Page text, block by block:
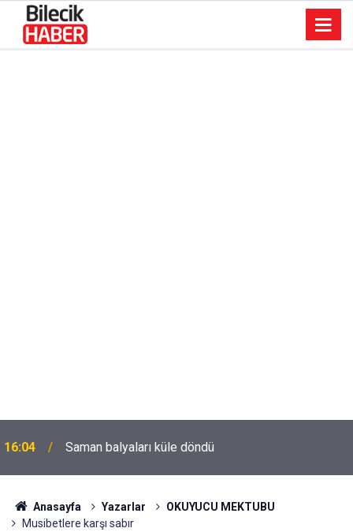
16:04 Saman balyaları küle döndü
Anasayfa Yazarlar
OKUYUCU MEKTUBU
Musibetlere karşı sabır